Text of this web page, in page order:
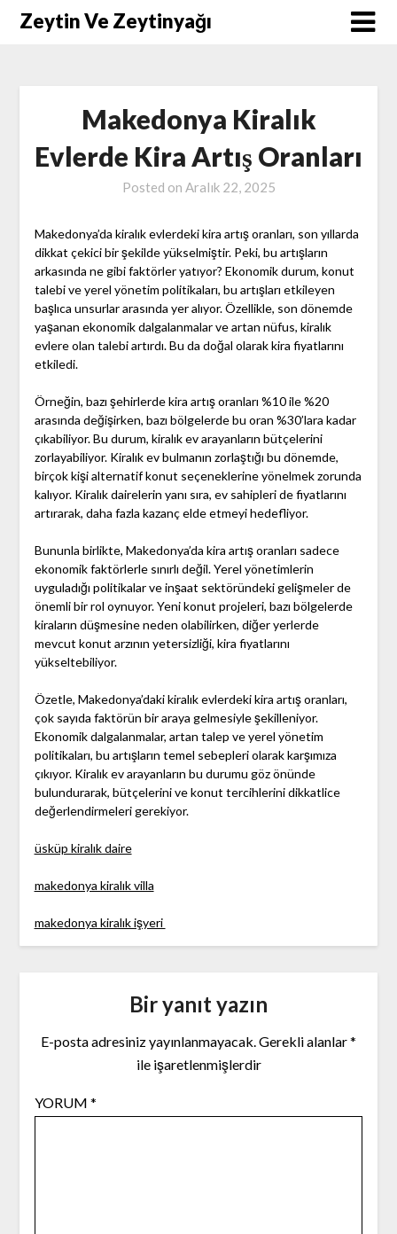
SkipZeytin Ve Zeytinyağı
Makedonya Kiralık
Evlerde Kira Artış Oranları
Posted on Aralık 22, 2025
Makedonya’da kiralık evlerdeki kira artış oranları, son yıllarda
dikkat çekici bir şekilde yükselmiştir. Peki, bu artışların
arkasında ne gibi faktörler yatıyor? Ekonomik durum, konut
talebi ve yerel yönetim politikaları, bu artışları etkileyen
başlıca unsurlar arasında yer alıyor. Özellikle, son dönemde
yaşanan ekonomik dalgalanmalar ve artan nüfus, kiralık
evlere olan talebi artırdı. Bu da doğal olarak kira fiyatlarını
etkiledi.
Örneğin, bazı şehirlerde kira artış oranları %10 ile %20
arasında değişirken, bazı bölgelerde bu oran %30’lara kadar
çıkabiliyor. Bu durum, kiralık ev arayanların bütçelerini
zorlayabiliyor. Kiralık ev bulmanın zorlaştığı bu dönemde,
birçok kişi alternatif konut seçeneklerine yönelmek zorunda
kalıyor. Kiralık dairelerin yanı sıra, ev sahipleri de fiyatlarını
artırarak, daha fazla kazanç elde etmeyi hedefliyor.
Bununla birlikte, Makedonya’da kira artış oranları sadece
ekonomik faktörlerle sınırlı değil. Yerel yönetimlerin
uyguladığı politikalar ve inşaat sektöründeki gelişmeler de
önemli bir rol oynuyor. Yeni konut projeleri, bazı bölgelerde
kiraların düşmesine neden olabilirken, diğer yerlerde
mevcut konut arzının yetersizliği, kira fiyatlarını
yükseltebiliyor.
Özetle, Makedonya’daki kiralık evlerdeki kira artış oranları,
çok sayıda faktörün bir araya gelmesiyle şekilleniyor.
Ekonomik dalgalanmalar, artan talep ve yerel yönetim
politikaları, bu artışların temel sebepleri olarak karşımıza
çıkıyor. Kiralık ev arayanların bu durumu göz önünde
bulundurarak, bütçelerini ve konut tercihlerini dikkatlice
değerlendirmeleri gerekiyor.
üsküp kiralık daire
makedonya kiralık villa
makedonya kiralık işyeri
Bir yanıt yazın
E-posta adresiniz yayınlanmayacak.Gerekli alanlar*
ile işaretlenmişlerdir
YORUM *